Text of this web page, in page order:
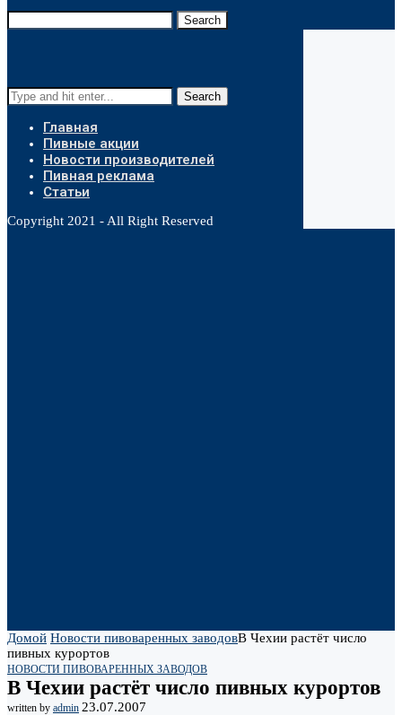
Search
Search
Главная
Пивные акции
Новости производителей
Пивная реклама
Статьи
Copyright 2021 - All Right Reserved
Домой Новости пивоваренных заводовВ Чехии растёт число
пивных курортов
НОВОСТИ ПИВОВАРЕННЫХ ЗАВОДОВ
В Чехии растёт число пивных курортов
written by admin 23.07.2007